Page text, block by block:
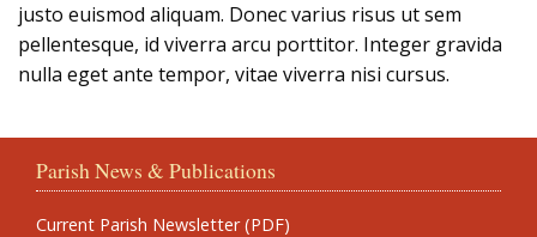
justo euismod aliquam. Donec varius risus ut sem
pellentesque, id viverra arcu porttitor. Integer gravida
nulla eget ante tempor, vitae viverra nisi cursus.
Parish News & Publications
Current Parish Newsletter (PDF)